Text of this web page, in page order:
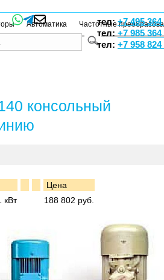
тел:+7 495 364
тел:+7 985 364
тел: +7 958 824
Автоматика Частотные
консольный
Цена
кВт
188 802 руб.